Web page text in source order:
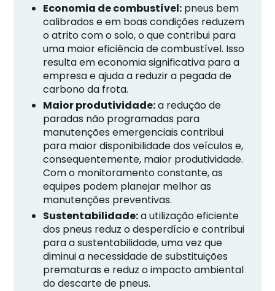
Economia de combustível: pneus bem
calibrados e em boas condições reduzem
o atrito com o solo, o que contribui para
uma maior eficiência de combustível. Isso
resulta em economia significativa para a
empresa e ajuda a reduzir a pegada de
carbono da frota.
Maior produtividade:a redução de
paradas não programadas para
manutenções emergenciais contribui
para maior disponibilidade dos veículos e,
consequentemente, maior produtividade.
Com o monitoramento constante, as
equipes podem planejar melhor as
manutenções preventivas.
Sustentabilidade:a utilização eficiente
dos pneus reduz o desperdício e contribui
para a sustentabilidade, uma vez que
diminui a necessidade de substituições
prematuras e reduz o impacto ambiental
do descarte de pneus.